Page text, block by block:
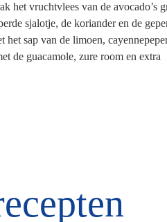
het vruchtvlees van de avocado’s
sjalotje, de koriander en de
sap van de limoen,
de guacamole, zure room en extra